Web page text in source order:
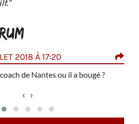
2018 À 17:20
de Nantes ou il a bougé ?
‹ ›